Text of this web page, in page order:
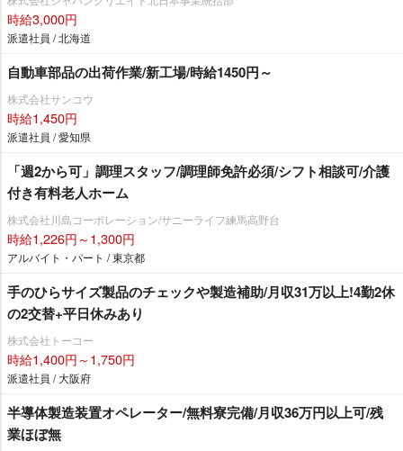
時給3,000円
派遣社員 / 北海道
自動車部品の出荷作業/新工場/時給1450円～
株式会社サンコウ
時給1,450円
派遣社員 / 愛知県
「週2から可」調理スタッフ/調理師免許必須/シフト相談可/介護
付き有料老人ホーム
株式会社川島コーポレーション/サニーライフ練馬高野台
時給1,226円～1,300円
アルバイト・パート / 東京都
手のひらサイズ製品のチェックや製造補助/月収31万以上!4勤2休
の2交替+平日休みあり
株式会社トーコー
時給1,400円～1,750円
派遣社員 / 大阪府
半導体製造装置オペレーター/無料寮完備/月収36万円以上可/残
業ほぼ無